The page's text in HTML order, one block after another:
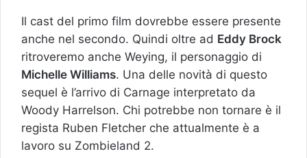
Il cast del primo film dovrebbe essere presente
anche nel secondo. Quindi oltre ad Eddy Brock
ritroveremo anche Weying, il personaggio di
Michelle Williams. Una delle novità di questo
sequel è l’arrivo di Carnage interpretato da
Woody Harrelson. Chi potrebbe non tornare è il
regista Ruben Fletcher che attualmente è a
lavoro su Zombieland 2.